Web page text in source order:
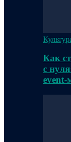
Как
с
event-